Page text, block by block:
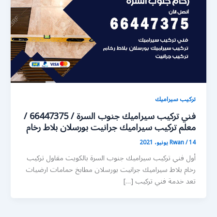
تركيب سيراميك
فني تركيب سيراميك جنوب السرة / 66447375 /
معلم تركيب سيراميك جرانيت بورسلان بلاط رخام
Rwan/14 يونيو، 2021
أول فني تركيب سيراميك جنوب السرة بالكويت مقاول تركيب
رخام بلاط سيراميك جرانيت بورسلان مطابخ حمامات ارضيات
تعد خدمة فني تركيب […]